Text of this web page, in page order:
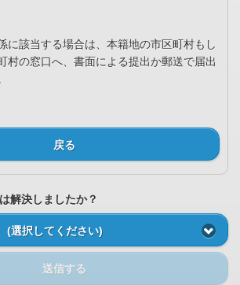
に該当する場合は、本籍地の市区町村もし
村の窓口へ、書面による提出か郵送で届出
戻る
解決しましたか？
(選択してください)
送信する